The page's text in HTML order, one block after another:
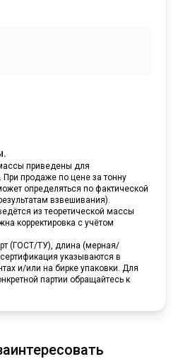
приведены для
При продаже по цене за тонну
определяться по фактической
взвешивания).
из теоретической массы
корректировка с учётом
(ГОСТ/ТУ), длина (мерная/
указываются в
и/или на бирке упаковки. Для
партии обращайтесь к